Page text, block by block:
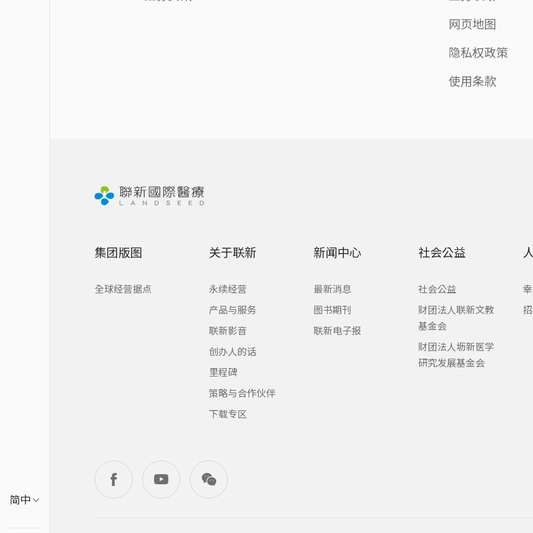
繁中
EN
简中
网页地图
隐私权政策
使用条款
集团版图
全球经营据点
关于联新
永续经营
产品与服务
联新影音
创办人的话
里程碑
策略与合作伙伴
下载专区
新闻中心
最新消息
图书期刊
联新电子报
社会公益
社会公益
财团法人联新文教
基金会
财团法人坜新医学
研究发展基金会